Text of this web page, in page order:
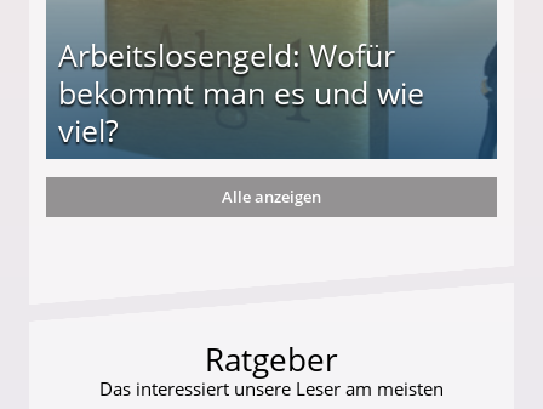
Arbeitslosengeld: Wofür
bekommt man es und wie
viel?
und wie viel?
Alle anzeigen
Ratgeber
Das interessiert unsere Leser am meisten